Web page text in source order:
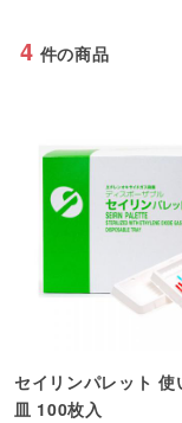
4 件の商品
セイリンパレット 使
皿 100枚入